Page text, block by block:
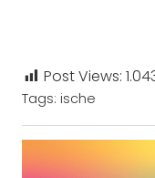
Post Views:
Tags: ische